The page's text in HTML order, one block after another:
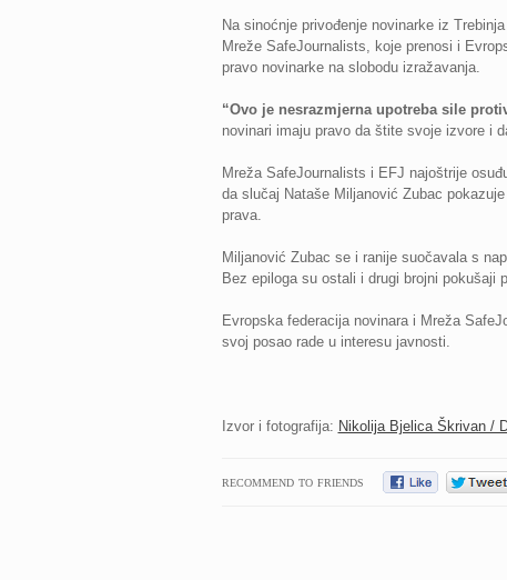
Na sinoćnje privođenje novinarke iz
Mreže SafeJournalists, koje prenosi i
pravo novinarke na slobodu izražavanja.
“Ovo je nesrazmjerna upotreba sile
novinari imaju pravo da štite svoje izvore i
Mreža SafeJournalists i EFJ najoštrije
da slučaj Nataše Miljanović Zubac
prava.
Miljanović Zubac se i ranije suočavala s
Bez epiloga su ostali i drugi brojni
Evropska federacija novinara i Mreža
svoj posao rade u interesu javnosti.
Izvor i fotografija: Nikolija Bjelica Škrivan /
RECOMMEND TO FRIENDS